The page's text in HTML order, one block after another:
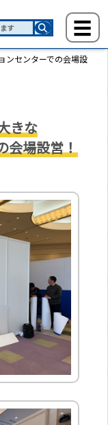
ンセンターでの会場設
きな
会場設営！